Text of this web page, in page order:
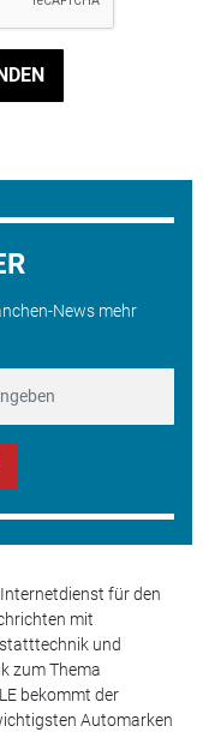
News mehr
Internetdienst für den
mit
und
zum Thema
bekommt der
Automarken